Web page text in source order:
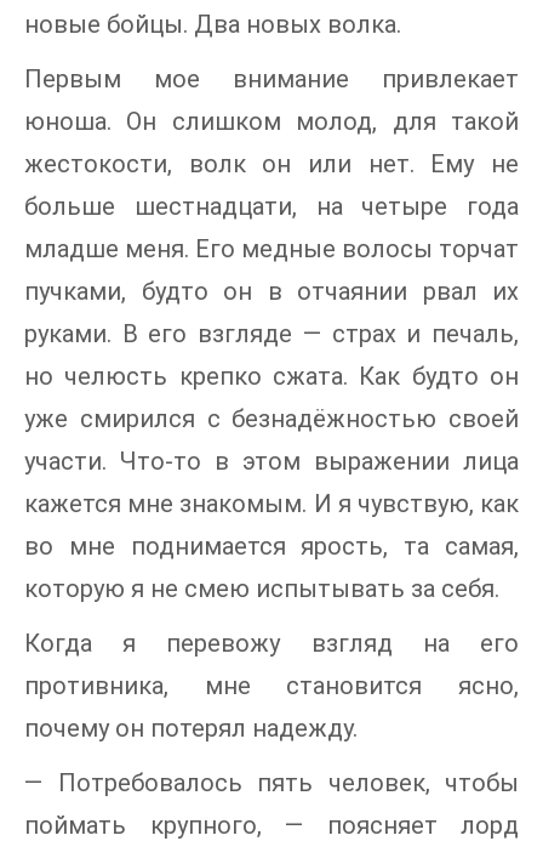
новые бойцы. Два новых волка.
Первым мое внимание привлекает
юноша. Он слишком молод, для такой
жестокости, волк он или нет. Ему не
больше шестнадцати, на четыре года
младше меня. Его медные волосы торчат
пучками, будто он в отчаянии рвал их
руками. В его взгляде — страх и печаль,
но челюсть крепко сжата. Как будто он
уже смирился с безнадёжностью своей
участи. Что-то в этом выражении лица
кажется мне знакомым. И я чувствую, как
во мне поднимается ярость, та самая,
которую я не смею испытывать за себя.
Когда я перевожу взгляд на его
противника, мне становится ясно,
почему он потерял надежду.
— Потребовалось пять человек, чтобы
поймать крупного, — поясняет лорд